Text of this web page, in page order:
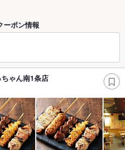
ーポン情報
ゃん南1条店